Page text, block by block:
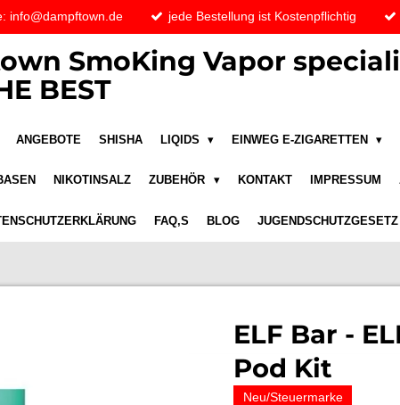
info@dampftown.de jede Bestellung ist Kostenpflichtig
SmoKing Vapor
BEST
ANGEBOTE SHISHA LIQIDS EINWEG E-ZIGARETTEN
NIKOTINSALZ ZUBEHÖR KONTAKT IMPRESSUM
FAQ,S BLOG JUGENDSCHUTZGESETZ
ELF Bar -
Pod Kit
Neu/Steuermarke